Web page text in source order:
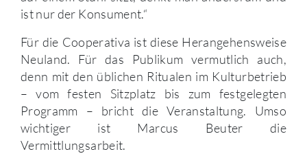
ist nur der Konsument.“
Für die Cooperativa ist diese Herangehensweise
Neuland. Für das Publikum vermutlich auch,
denn mit den üblichen Ritualen im Kulturbetrieb
– vom festen Sitzplatz bis zum festgelegten
Programm – bricht die Veranstaltung. Umso
wichtiger ist Marcus Beuter die
Vermittlungsarbeit.